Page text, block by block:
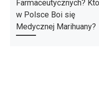
Farmaceutycznych? Kto
w Polsce Boi się
Medycznej Marihuany?